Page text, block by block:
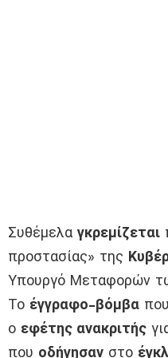
Συθέμελα γκρεμίζεται
προστασίας» της
Υπουργό Μεταφορών
Το έγγραφο-βόμβα
ο εφέτης ανακριτής
που οδήγησαν στο